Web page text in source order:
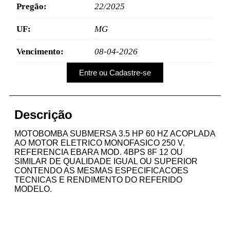
Pregão:
22/2025
UF: MG
Vencimento: 08-04-2026
Entre ou Cadastre-se
Descrição
MOTOBOMBA SUBMERSA 3.5 HP 60 HZ ACOPLADA
AO MOTOR ELETRICO MONOFASICO 250 V.
REFERENCIA EBARA MOD. 4BPS 8F 12 OU
SIMILAR DE QUALIDADE IGUAL OU SUPERIOR
CONTENDO AS MESMAS ESPECIFICACOES
TECNICAS E RENDIMENTO DO REFERIDO
MODELO.